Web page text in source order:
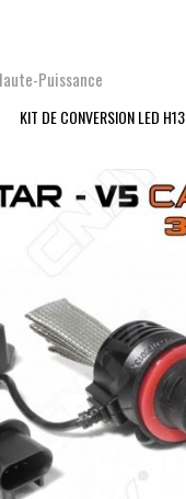
Puissance
KIT DE CONVERSION LED H13...